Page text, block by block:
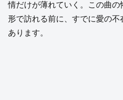
情だけが薄れていく。この曲
形で訪れる前に、すでに愛の
あります。